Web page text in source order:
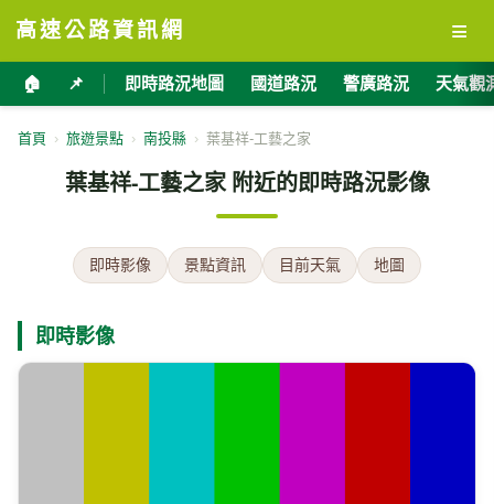
高速公路資訊網 ≡
🏠 📌 即時路況地圖 國道路況 警廣路況 天氣觀
首頁 › 旅遊景點 › 南投縣 › 葉基祥-工藝之家
葉基祥-工藝之家 附近的即時路況影像
即時影像 景點資訊 目前天氣 地圖
即時影像